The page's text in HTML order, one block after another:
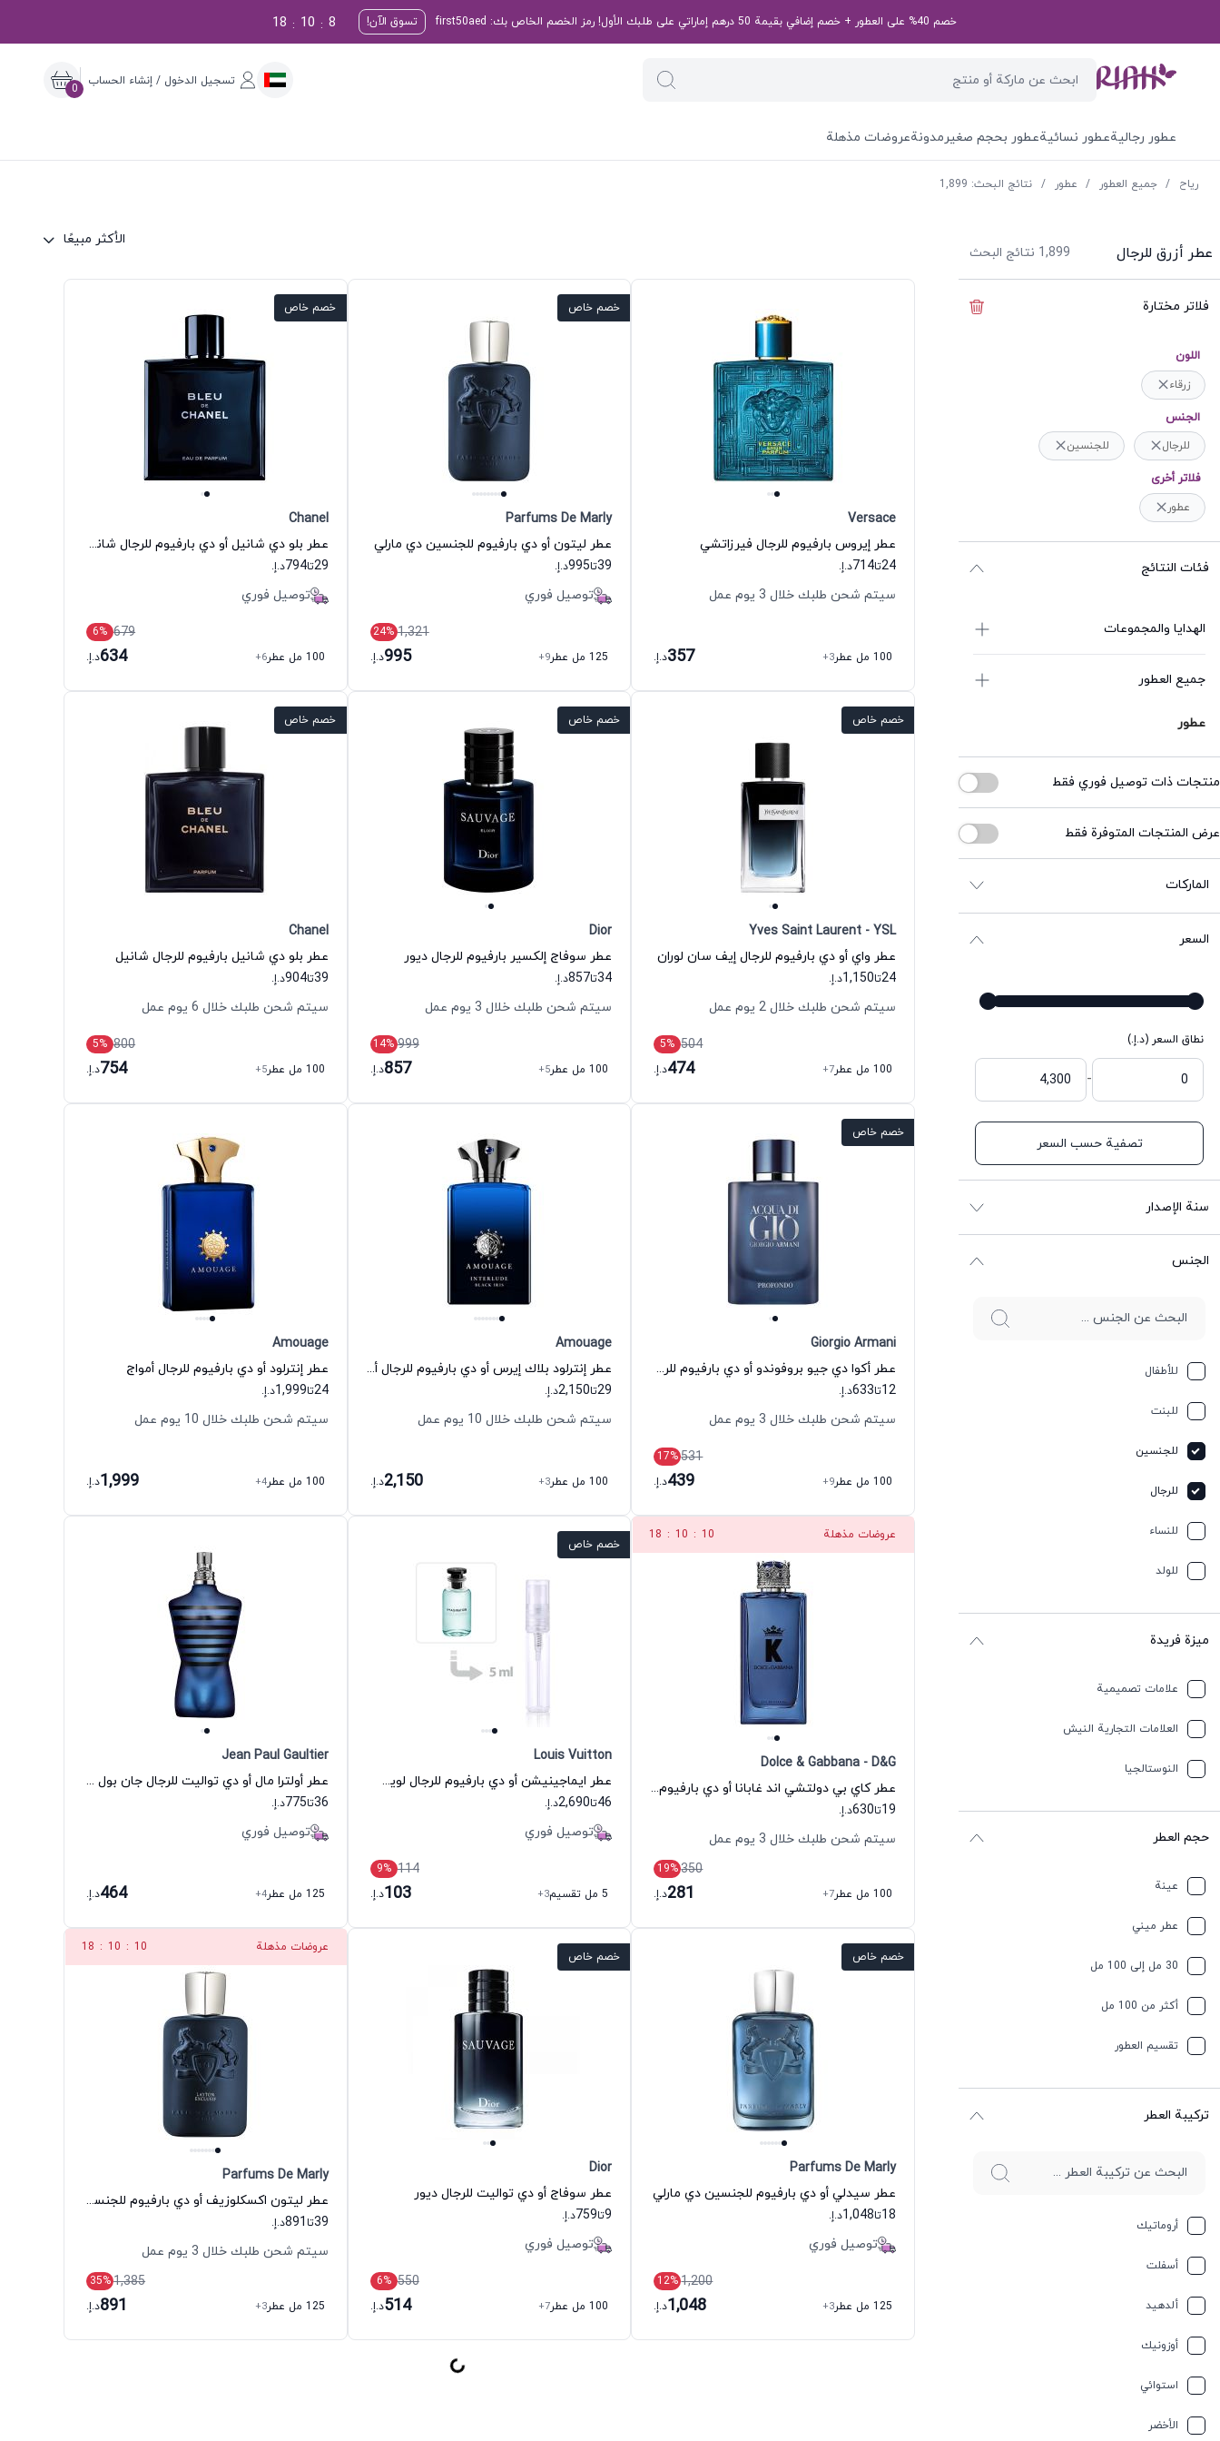
خصم 40% على العطور + خصم إضافي بقيمة 50 درهم إماراتي على طلبك الأول! رمز الخصم الخاص بك: first50aed تسوق الآن! 7
:
10
:
18
تسجيل الدخول / إنشاء الحساب
0
عطور رجاليةعطور نسائيةعطور بحجم صغيرمدونةعروضات مذهلة
ریاح / جميع العطور / عطور / نتائج البحث: 1,899
عطر أزرق للرجال 1,899 نتائج البحث
الأكثر مبيعًا
فلاتر مختارة
اللون
زرقاء
الجنس
للرجال للجنسين
فلاتر أخرى
عطور
فئات النتائج
الهدايا والمجموعات
جميع العطور
عطور
منتجات ذات توصيل فوري فقط
عرض المنتجات المتوفرة فقط
الماركات
السعر
نطاق السعر (د.إ.)
-
تصفية حسب السعر
سنة الإصدار
الجنس
للأطفال
للبنت
للجنسين
للرجال
للنساء
للولد
ميزة فريدة
علامات تصميمية
العلامات التجارية النيش
النوستالجيا
حجم العطر
عينة
عطر ميني
30 مل إلى 100 مل
أكثر من 100 مل
تقسیم العطور
ترکیبة العطر
أروماتيك
أسفلت
ألدهيد
أوزونيك
استوائي
الأخضر
Versace
عطر إيروس بارفيوم للرجال فيرزاتشي
24تا714د.إ.
سيتم شحن طلبك خلال 3 يوم عمل
100 مل عطر +3
357د.إ.
خصم خاص
Parfums De Marly
عطر ليتون أو دي بارفيوم للجنسين دي مارلي
39تا995د.إ.
توصيل فوري
1,321
24%
125 مل عطر
+9
995د.إ.
خصم خاص
Chanel
عطر بلو دي شانيل أو دي بارفيوم للرجال شانيل
29تا794د.إ.
توصيل فوري
679
6%
100 مل عطر
+6
634د.إ.
خصم خاص
Yves Saint Laurent - YSL
عطر واي أو دي بارفيوم للرجال إيف سان لوران
24تا1,150د.إ.
سيتم شحن طلبك خلال 2 يوم عمل
504
5%
100 مل عطر
+7
474د.إ.
خصم خاص
Dior
عطر سوفاج إلكسير بارفيوم للرجال ديور
34تا857د.إ.
سيتم شحن طلبك خلال 3 يوم عمل
999
14%
100 مل عطر
+5
857د.إ.
خصم خاص
Chanel
عطر بلو دي شانيل بارفيوم للرجال شانيل
39تا904د.إ.
سيتم شحن طلبك خلال 6 يوم عمل
800
5%
100 مل عطر
+5
754د.إ.
خصم خاص
Giorgio Armani
عطر أكوا دي جيو بروفوندو أو دي بارفيوم للرجال جورجيو أرماني
12تا633د.إ.
سيتم شحن طلبك خلال 3 يوم عمل
531
17%
100 مل عطر
+9
439د.إ.
Amouage
عطر إنترلود بلاك إيرس أو دي بارفيوم للرجال أمواج
29تا2,150د.إ.
سيتم شحن طلبك خلال 10 يوم عمل
100 مل عطر +3
2,150د.إ.
Amouage
عطر إنترلود أو دي بارفيوم للرجال أمواج
24تا1,999د.إ.
سيتم شحن طلبك خلال 10 يوم عمل
100 مل عطر +4
1,999د.إ.
عروضات مذهلة 9
:
10
:
18
Dolce & Gabbana - D&G
عطر كاي بي دولتشي اند غابانا أو دي بارفيوم للرجال دولتشي اند غابانا
19تا630د.إ.
سيتم شحن طلبك خلال 3 يوم عمل
350
19%
100 مل عطر
+7
281د.إ.
خصم خاص
Louis Vuitton
عطر ايماجينيشن أو دي بارفيوم للرجال لويس فيتون
46تا2,690د.إ.
توصيل فوري
114
9%
5 مل تقسيم
+3
103د.إ.
Jean Paul Gaultier
عطر أولترا مال أو دي تواليت للرجال جان بول غوتييه
36تا775د.إ.
توصيل فوري
125 مل عطر +4
464د.إ.
خصم خاص
Parfums De Marly
عطر سيدلي أو دي بارفيوم للجنسين دي مارلي
18تا1,048د.إ.
توصيل فوري
1,200
12%
125 مل عطر
+3
1,048د.إ.
خصم خاص
Dior
عطر سوفاج أو دي تواليت للرجال ديور
9تا759د.إ.
توصيل فوري
550
6%
100 مل عطر
+7
514د.إ.
عروضات مذهلة 9
:
10
:
18
Parfums De Marly
عطر ليتون اكسكلوزيف أو دي بارفيوم للجنسين دي مارلي
39تا 891د.إ.
سيتم شحن طلبك خلال 3 يوم عمل
1,385
35%
125 مل عطر
+3
891د.إ.